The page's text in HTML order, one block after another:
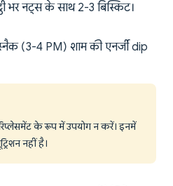
भर नट्स के साथ 2-3 बिस्किट।
(3-4 PM) शाम की एनर्जी dip
के रूप में उपयोग न करें। इनमें
नहीं है।